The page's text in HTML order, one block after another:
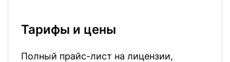
Тарифы и цены
Полный прайс-лист на лицензии,